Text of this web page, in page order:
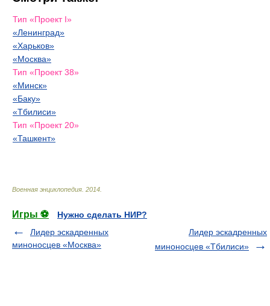
Тип «Проект I»
«Ленинград»
«Харьков»
«Москва»
Тип «Проект 38»
«Минск»
«Баку»
«Тбилиси»
Тип «Проект 20»
«Ташкент»
Военная энциклопедия 2014
Игры ⚽
Нужно сделать НИР?
Лидер эскадренных
миноносцев «Москва»
Лидер эскадренных
миноносцев «Тбилиси»